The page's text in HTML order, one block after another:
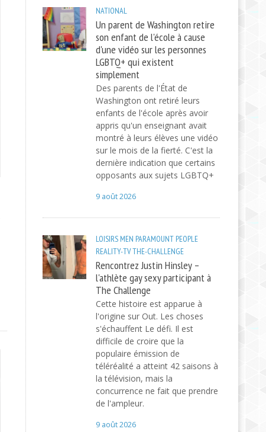
NATIONAL
Un parent de Washington retire
son enfant de l'école à cause
d'une vidéo sur les personnes
LGBTQ+ qui existent
simplement
Des parents de l'État de
Washington ont retiré leurs
enfants de l'école après avoir
appris qu'un enseignant avait
montré à leurs élèves une vidéo
sur le mois de la fierté. C'est la
dernière indication que certains
opposants aux sujets LGBTQ+
9 août 2026
LOISIRS MEN PARAMOUNT PEOPLE
REALITY-TVTHE-CHALLENGE
Rencontrez Justin Hinsley –
l'athlète gay sexy participant à
The Challenge
Cette histoire est apparue à
l'origine sur Out. Les choses
s'échauffent Le défi. Il est
difficile de croire que la
populaire émission de
téléréalité a atteint 42 saisons à
la télévision, mais la
concurrence ne fait que prendre
de l'ampleur.
9 août 2026